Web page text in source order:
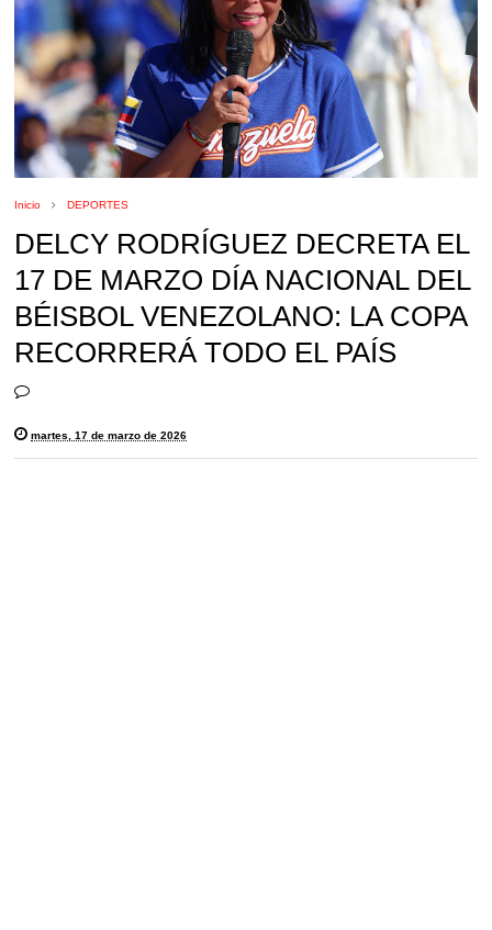
Inicio DEPORTES
DELCY RODRÍGUEZ DECRETA EL
17 DE MARZO DÍA NACIONAL DEL
BÉISBOL VENEZOLANO: LA COPA
RECORRERÁ TODO EL PAÍS
martes, 17 de marzo de 2026